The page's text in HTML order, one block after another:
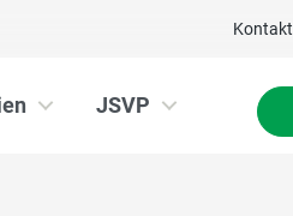
Kontakt
JSVP